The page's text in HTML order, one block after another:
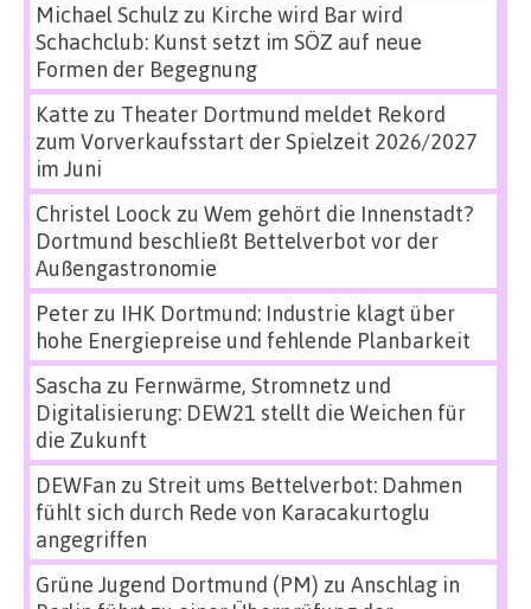
Michael Schulz zu Kirche wird Bar wird
Schachclub: Kunst setzt im SÖZ auf neue
Formen der Begegnung
Katte zu Theater Dortmund meldet Rekord
zum Vorverkaufsstart der Spielzeit 2026/2027
im Juni
Christel Loock zu Wem gehört die Innenstadt?
Dortmund beschließt Bettelverbot vor der
Außengastronomie
Peterzu IHK Dortmund: Industrie klagt über
hohe Energiepreise und fehlende Planbarkeit
Sascha zu Fernwärme, Stromnetz und
Digitalisierung: DEW21 stellt die Weichen für
die Zukunft
DEWFan zu Streit ums Bettelverbot: Dahmen
fühlt sich durch Rede von Karacakurtoglu
angegriffen
Grüne Jugend Dortmund (PM) zu Anschlag in